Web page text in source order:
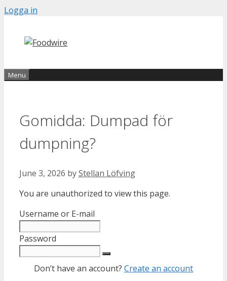
Skip
content
Logga in
Menu
Gomidda: Dumpad för
dumpning?
June 3, 2026 byStellan Löfving
You are unauthorized to view this page.
Username or E-mail
Password
Don’t have an account? Create an account